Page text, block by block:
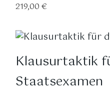
219,00€
Klausurtaktik
Staatsexamen